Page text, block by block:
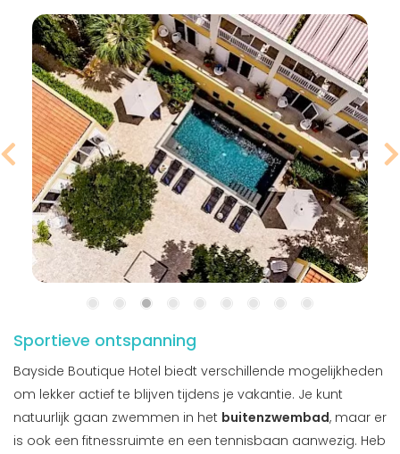
Sportieve ontspanning
Bayside Boutique Hotel biedt verschillende mogelijkheden
om lekker actief te blijven tijdens je vakantie. Je kunt
natuurlijk gaan zwemmen in het buitenzwembad, maar er
is ook een fitnessruimte en een tennisbaan aanwezig. Heb